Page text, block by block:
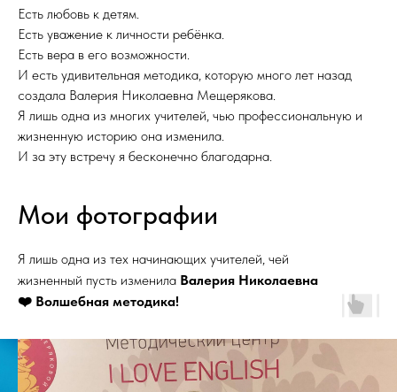
Есть любовь к детям.
Есть уважение к личности ребёнка.
Есть вера в его возможности.
И есть удивительная методика, которую много лет назад
создала Валерия Николаевна Мещерякова.
Я лишь одна из многих учителей, чью профессиональную и
жизненную историю она изменила.
И за эту встречу я бесконечно благодарна.
Мои фотографии
Я лишь одна из тех начинающих учителей, чей
жизненный пусть изменила Валерия Николаевна
❤️ Волшебная методика!